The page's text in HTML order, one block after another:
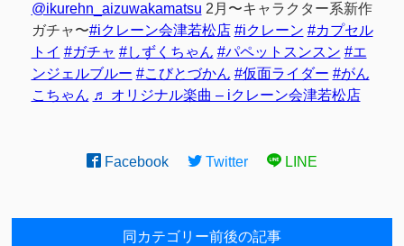
@ikurehn_aizuwakamatsu 2月〜キャラクター系新作
ガチャ〜#iクレーン会津若松店 #iクレーン #カプセル
トイ #ガチャ #しずくちゃん #パペットスンスン #エ
ンジェルブルー #こびとづかん #仮面ライダー #がん
こちゃん ♬ オリジナル楽曲 – iクレーン会津若松店
Facebook Twitter LINE
同カテゴリー前後の記事